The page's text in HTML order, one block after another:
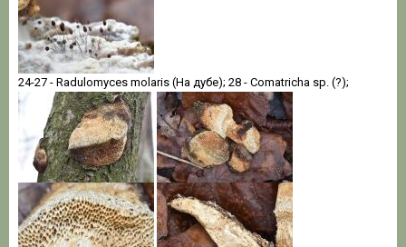
24-27 - Radulomyces molaris (На дубе); 28 - Comatricha sp. (?);